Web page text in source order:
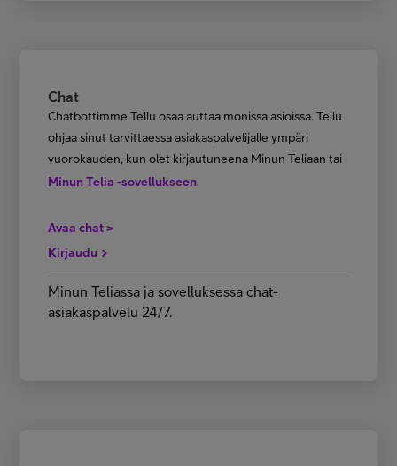
Chat
Chatbottimme Tellu osaa auttaa monissa asioissa. Tellu
ohjaa sinut tarvittaessa asiakaspalvelijalle ympäri
vuorokauden, kun olet kirjautuneena Minun Teliaan tai
Minun Telia -sovellukseen.
Avaa chat >
Kirjaudu
Minun Teliassa ja sovelluksessa chat-
asiakaspalvelu 24/7.